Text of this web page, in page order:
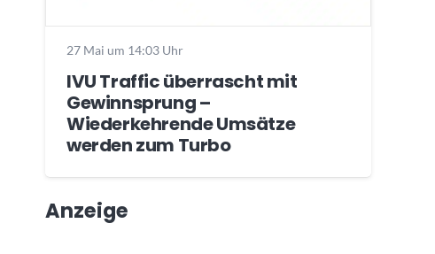
27 Mai um 14:03 Uhr
IVU Traffic überrascht mit
Gewinnsprung –
Wiederkehrende Umsätze
werden zum Turbo
Anzeige